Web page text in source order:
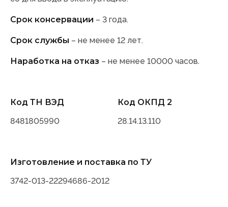
Срок консервации – 3 года.
Срок службы – не менее 12 лет.
Наработка на отказ – не менее 10000 часов.
Код ТН ВЭД
8481805990
Код ОКПД 2
28.14.13.110
Изготовление и поставка по ТУ
3742-013-22294686-2012